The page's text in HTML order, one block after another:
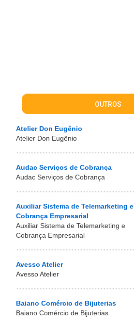
OUTROS
Atelier Don Eugênio
Atelier Don Eugênio
Audac Serviços de Cobrança
Audac Serviços de Cobrança
Auxiliar Sistema de Telemarketing e
Cobrança Empresarial
Auxiliar Sistema de Telemarketing e
Cobrança Empresarial
Avesso Atelier
Avesso Atelier
Baiano Comércio de Bijuterias
Baiano Comércio de Bijuterias